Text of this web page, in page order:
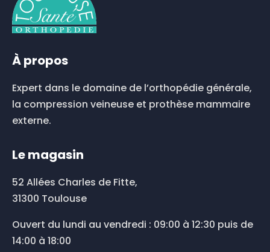
peuvent
être
choisies
la
du
produit
À propos
Expert dans le domaine de l’orthopédie générale,
la compression veineuse et prothèse mammaire
externe.
Le magasin
52 Allées Charles de Fitte,
31300 Toulouse
Ouvert du lundi au vendredi : 09:00 à 12:30 puis de
14:00 à 18:00